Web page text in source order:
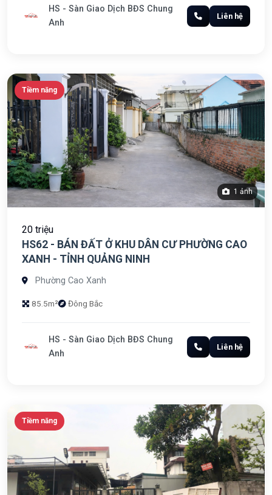
HS - Sàn Giao Dịch BĐS Chung
Anh
Liên hệ
Tiềm năng
1 ảnh
20 triệu
HS62 - BÁN ĐẤT Ở KHU DÂN CƯ PHƯỜNG CAO
XANH - TỈNH QUẢNG NINH
Phường Cao Xanh
85.5m² Đông Bắc
HS - Sàn Giao Dịch BĐS Chung
Anh
Liên hệ
Tiềm năng